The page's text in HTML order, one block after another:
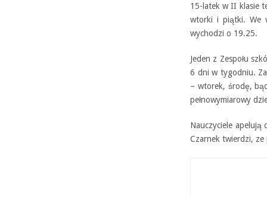
15-latek w II klasie
wtorki i piątki. We
wychodzi o 19.25.
Jeden z Zespołu
6 dni w tygodniu.
– wtorek, środę,
pełnowymiarowy
Nauczyciele apelują
Czarnek twierdzi,